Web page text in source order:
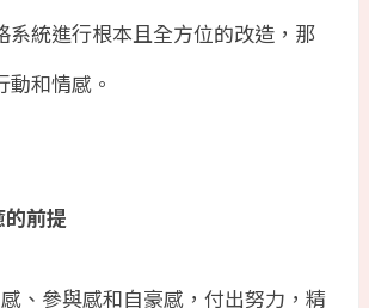
系統進行根本且全方位的改造，那
和情感。
前提
、參與感和自豪感，付出努力，精